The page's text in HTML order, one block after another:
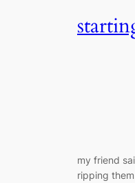
my friend
ripping